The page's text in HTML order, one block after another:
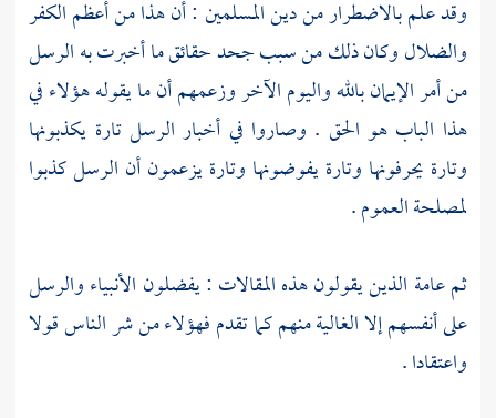
وقد علم بالاضطرار من دين المسلمين : أن هذا من أعظم الكفر
والضلال وكان ذلك من سبب جحد حقائق ما أخبرت به الرسل
من أمر الإيمان بالله واليوم الآخر وزعمهم أن ما يقوله هؤلاء في
هذا الباب هو الحق . وصاروا في أخبار الرسل تارة يكذبونها
وتارة يحرفونها وتارة يفوضونها وتارة يزعمون أن الرسل كذبوا
لمصلحة العموم .
ثم عامة الذين يقولون هذه المقالات : يفضلون الأنبياء والرسل
على أنفسهم إلا الغالية منهم كما تقدم فهؤلاء من شر الناس قولا
واعتقادا .